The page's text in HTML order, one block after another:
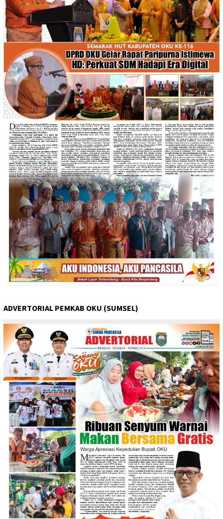
ADVERTORIAL PEMKAB OKU (SUMSEL)